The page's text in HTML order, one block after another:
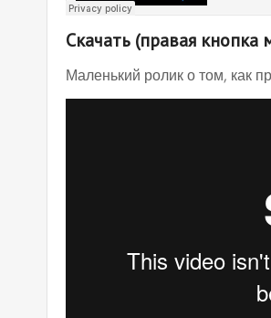
Скачать (правая
Маленький ролик о том, как